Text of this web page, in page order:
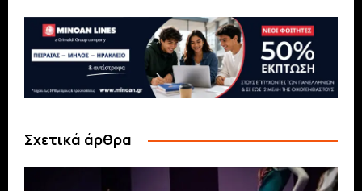
Σχετικά άρθρα